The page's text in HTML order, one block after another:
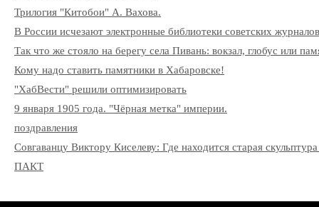
Трилогия "Китобои" А. Вахова.
В России исчезают электронные библиотеки советских журналов
Так что же стояло на берегу села Пивань: вокзал, глобус или
Кому надо ставить памятники в Хабаровске!
"ХабВести" решили оптимизировать
9 января 1905 года. "Чёрная метка" империи.
поздравления
Совгаванцу Виктору Киселеву: Где находится старая
ПАКТ